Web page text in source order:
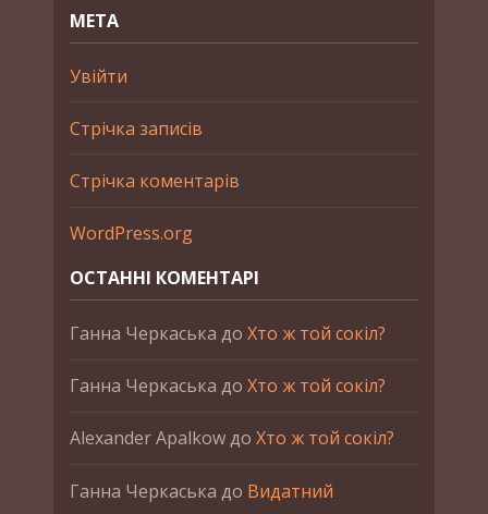
МЕТА
Увійти
Стрічка записів
Стрічка коментарів
WordPress.org
ОСТАННІ КОМЕНТАРІ
Ганна Черкаська до Хто ж той сокіл?
Ганна Черкаська до Хто ж той сокіл?
Alexander Apalkowдо Хто ж той сокіл?
Ганна Черкаська до Видатний